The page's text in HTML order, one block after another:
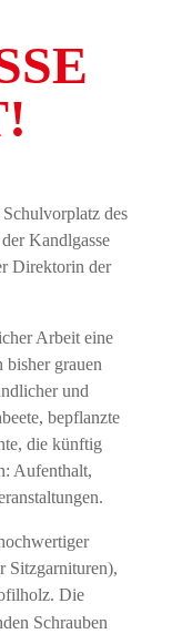
des
Kandlgasse
Direktorin der
Arbeit eine
bisher grauen
und
bepflanzte
die künftig
Aufenthalt,
Sitzgarnituren),
Die
Schrauben